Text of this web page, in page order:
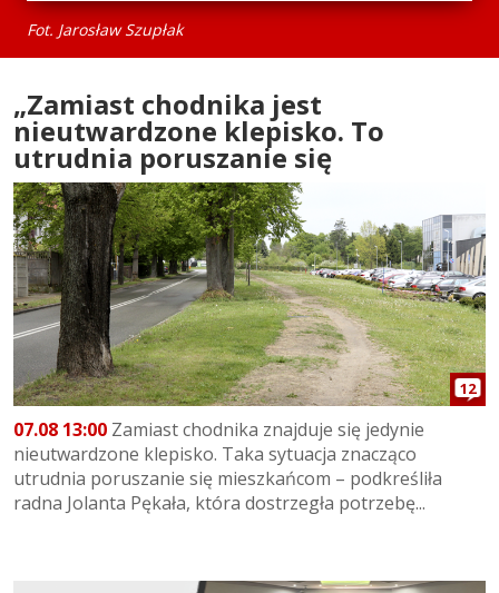
Fot. Jarosław Szupłak
„Zamiast chodnika jest
nieutwardzone klepisko. To
utrudnia poruszanie się
12
07.08 13:00 Zamiast chodnika znajduje się jedynie
nieutwardzone klepisko. Taka sytuacja znacząco
utrudnia poruszanie się mieszkańcom – podkreśliła
radna Jolanta Pękała, która dostrzegła potrzebę...